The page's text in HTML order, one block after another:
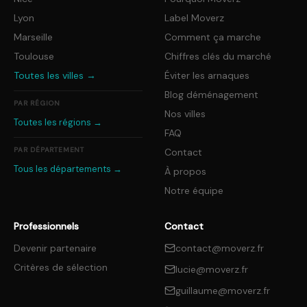
Lyon
Marseille
Toulouse
Toutes les villes →
PAR RÉGION
Toutes les régions →
PAR DÉPARTEMENT
Tous les départements →
Label Moverz
Comment ça marche
Chiffres clés du marché
Éviter les arnaques
Blog déménagement
Nos villes
FAQ
Contact
À propos
Notre équipe
Professionnels
Devenir partenaire
Critères de sélection
Contact
contact@moverz.fr
lucie@moverz.fr
guillaume@moverz.fr